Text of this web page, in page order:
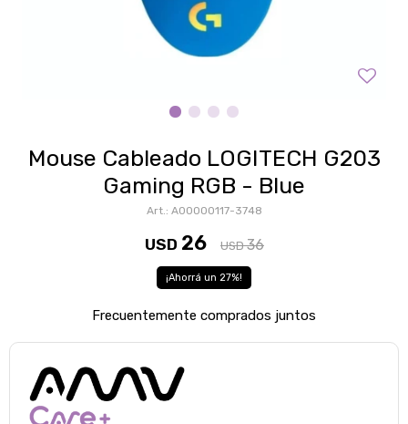
Mouse Cableado LOGITECH G203
Gaming RGB - Blue
A00000117-3748
USD 26 USD 36
27
Frecuentemente comprados juntos